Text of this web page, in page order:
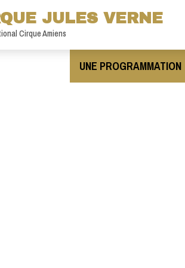
JULES VERNE
Cirque Amiens
UNE PROGRAMMATION